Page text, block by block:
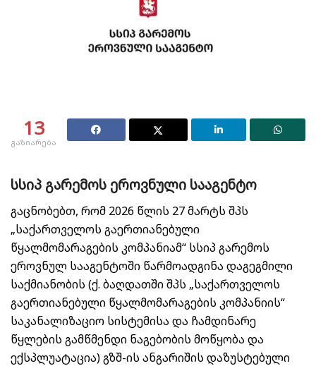
13
გაზიარება
სსიპ გარემოს ეროვნული სააგენტო
გაცნობებთ, რომ 2026 წლის 27 მარტს შპს
„საქართველოს გაერთიანებული
წყალმომარაგების კომპანიამ“ სსიპ გარემოს
ეროვნულ სააგენტოში წარმოადგინა დაგეგმილი
საქმიანობის (ქ. ბაღდათში შპს „საქართველოს
გაერთიანებული წყალმომარაგების კომპანიის“
საკანალიზაციო სისტემისა და ჩამდინარე
წყლების გამწმენდი ნაგებობის მოწყობა და
ექსპლუატაცია) გზშ-ის ანგარიშის დაზუსტებული